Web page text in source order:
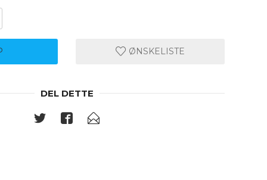
ØNSKELISTE
DEL DETTE